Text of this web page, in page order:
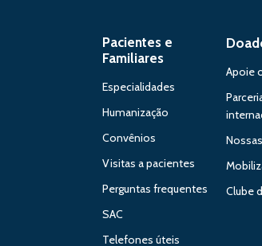
Pacientes e
Familiares
Especialidades
Humanização
Convênios
Visitas a pacientes
Perguntas frequentes
SAC
Telefones úteis
Apoie
Clube